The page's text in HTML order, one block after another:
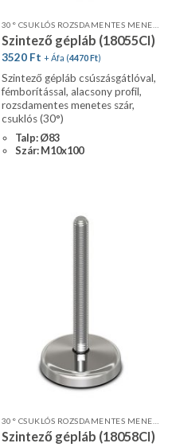
Szintező gépláb (18055CI)
3520 Ft + Áfa (4470Ft)
Szintező gépláb csúszásgátlóval,
fémborítással, alacsony profil,
rozsdamentes menetes szár,
csuklós (30°)
Talp: Ø83
Szár: M10x100
Szintező gépláb (18058CI)